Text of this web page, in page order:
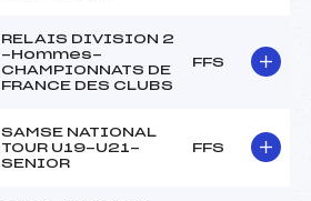
RELAIS DIVISION 2
-Hommes-
CHAMPIONNATS DE
FRANCE DES CLUBS
FFS
SAMSE NATIONAL
TOUR U19-U21-
SENIOR
FFS